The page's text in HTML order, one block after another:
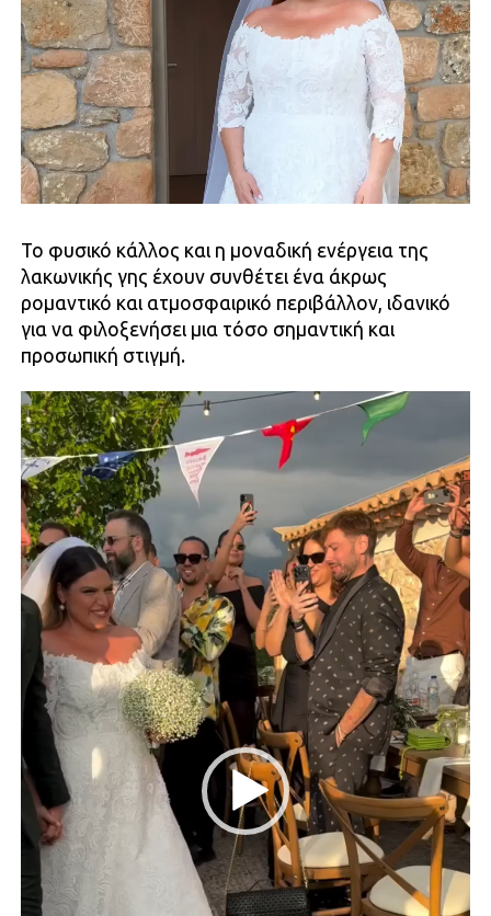
Το φυσικό κάλλος και η μοναδική ενέργεια της
λακωνικής γης έχουν συνθέτει ένα άκρως
ρομαντικό και ατμοσφαιρικό περιβάλλον, ιδανικό
για να φιλοξενήσει μια τόσο σημαντική και
προσωπική στιγμή.
Πρόγραμμα
Αναπαραγωγής
Βίντεο